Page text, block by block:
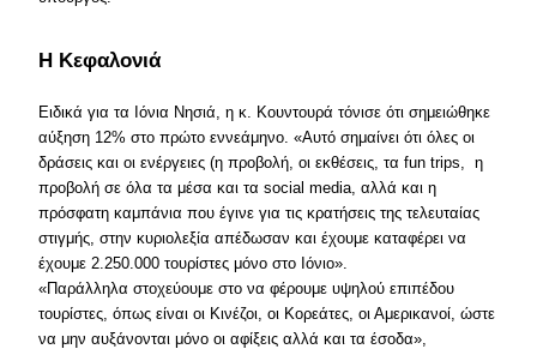
Η Κεφαλονιά
Ειδικά για τα Ιόνια Νησιά, η κ. Κουντουρά τόνισε ότι σημειώθηκε
αύξηση 12% στο πρώτο εννεάμηνο. «Αυτό σημαίνει ότι όλες οι
δράσεις και οι ενέργειες (η προβολή, οι εκθέσεις, τα fun trips, η
προβολή σε όλα τα μέσα και τα social media, αλλά και η
πρόσφατη καμπάνια που έγινε για τις κρατήσεις της τελευταίας
στιγμής, στην κυριολεξία απέδωσαν και έχουμε καταφέρει να
έχουμε 2.250.000 τουρίστες μόνο στο Ιόνιο».
«Παράλληλα στοχεύουμε στο να φέρουμε υψηλού επιπέδου
τουρίστες, όπως είναι οι Κινέζοι, οι Κορεάτες, οι Αμερικανοί, ώστε
να μην αυξάνονται μόνο οι αφίξεις αλλά και τα έσοδα»,